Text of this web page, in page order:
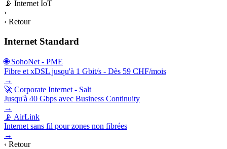
📡 Internet IoT
›
‹ Retour
Internet Standard
🌐 SohoNet - PME
Fibre et xDSL jusqu'à 1 Gbit/s - Dès 59 CHF/mois
→
🚀 Corporate Internet - Salt
Jusqu'à 40 Gbps avec Business Continuity
→
📡 AirLink
Internet sans fil pour zones non fibrées
→
‹ Retour